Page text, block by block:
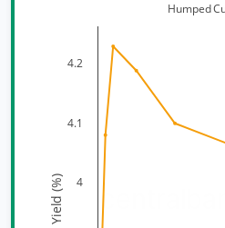
4
4.1
4.2
Humped
Yield (%)